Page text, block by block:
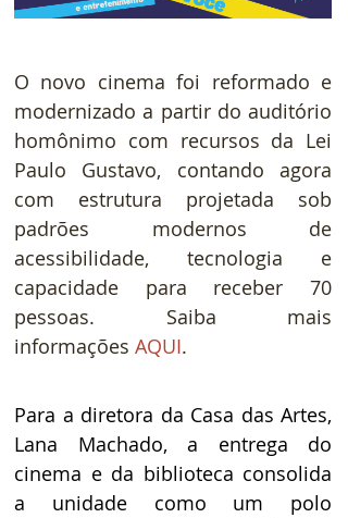
O novo cinema foi reformado e
modernizado a partir do auditório
homônimo com recursos da Lei
Paulo Gustavo, contando agora
com estrutura projetada sob
padrões modernos de
acessibilidade, tecnologia e
capacidade para receber 70
pessoas. Saiba mais
informações AQUI.
Para a diretora da Casa das Artes,
Lana Machado, a entrega do
cinema e da biblioteca consolida
a unidade como um polo